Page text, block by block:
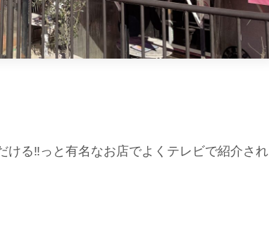
ける‼️っと有名なお店でよくテレビで紹介され